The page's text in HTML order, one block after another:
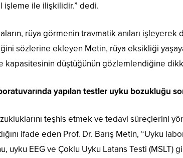
işleme ile ilişkilidir.” dedi.
rüya görmenin travmatik anıları
sözlerine ekleyen Metin, rüya eksikliği
kapasitesinin düştüğünün gözlemlendiğine
yapılan testler uyku bozukluğu
teşhis etmek ve tedavi süreçlerini
ifade eden Prof. Dr. Barış Metin, “Uyku
uyku EEG ve Çoklu Uyku Latans Testi (MSLT)